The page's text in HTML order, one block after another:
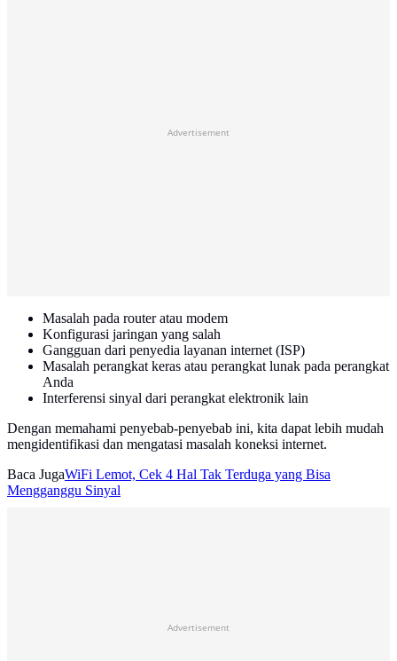
Advertisement
Masalah pada router atau modem
Konfigurasi jaringan yang salah
Gangguan dari penyedia layanan internet (ISP)
Masalah perangkat keras atau perangkat lunak pada perangkat
Anda
Interferensi sinyal dari perangkat elektronik lain
Dengan memahami penyebab-penyebab ini, kita dapat lebih mudah
mengidentifikasi dan mengatasi masalah koneksi internet.
Baca JugaWiFi Lemot, Cek 4 Hal Tak Terduga yang Bisa
Mengganggu Sinyal
Advertisement